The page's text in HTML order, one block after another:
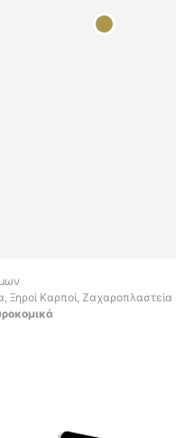
Ξηροί Καρποί, Ζαχαροπλαστεία